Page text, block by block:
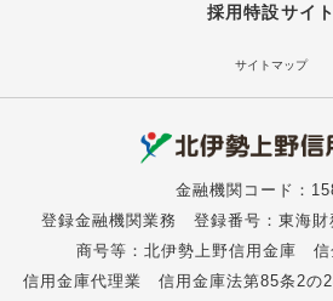
採用特設サイト
サイトマップ
金融機関コード：
登録金融機関業務 登録番号：東海財
商号等：北伊勢上野信用金庫 信
信用金庫代理業 信用金庫法第85条2の